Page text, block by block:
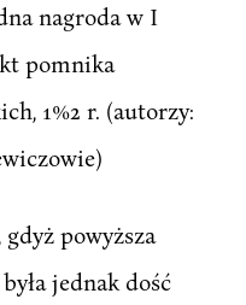
nagroda w I
pomnika
1%2 r. (autorzy:
powyższa
jednak dość